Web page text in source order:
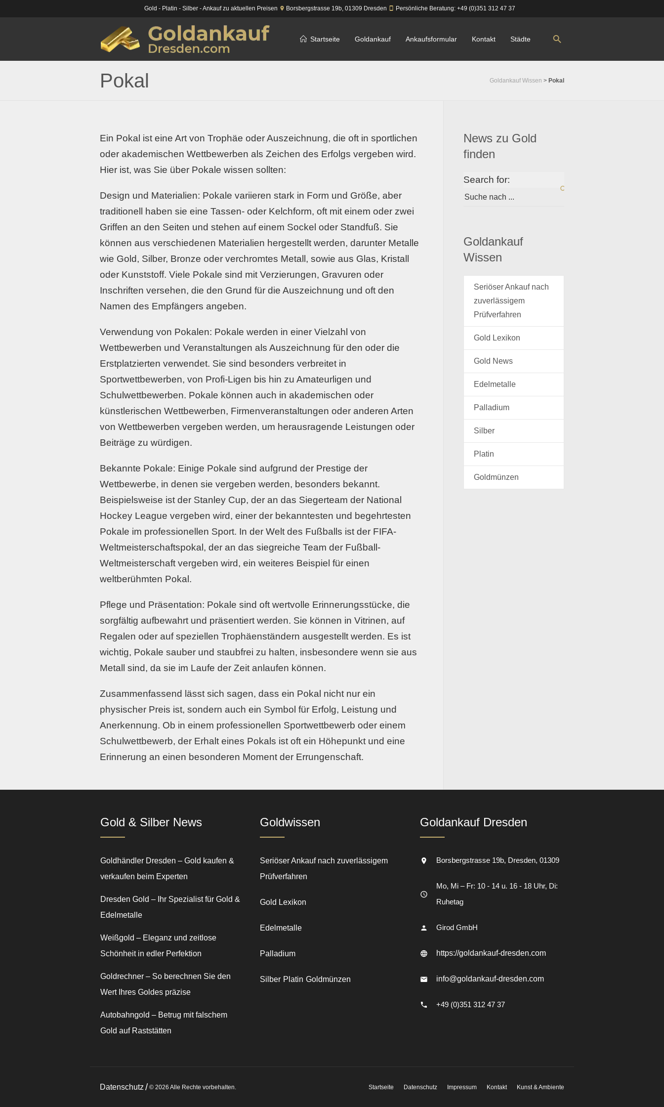
Gold - Platin - Silber - Ankauf zu aktuellen Preisen Borsbergstrasse 19b,01309 Dresden Persönliche Beratung: +49 (0)351 312 47 37
Startseite Goldankauf Ankaufsformular Kontakt Städte
Pokal Goldankauf Wissen > Pokal
Ein Pokal ist eine Art von Trophäe oder Auszeichnung, die oft in sportlichen
oder akademischen Wettbewerben als Zeichen des Erfolgs vergeben wird.
Hier ist, was Sie über Pokale wissen sollten:
Design und Materialien: Pokale variieren stark in Form und Größe, aber
traditionell haben sie eine Tassen- oder Kelchform, oft mit einem oder zwei
Griffen an den Seiten und stehen auf einem Sockel oder Standfuß. Sie
können aus verschiedenen Materialien hergestellt werden, darunter Metalle
wie Gold, Silber, Bronze oder verchromtes Metall, sowie aus Glas, Kristall
oder Kunststoff. Viele Pokale sind mit Verzierungen, Gravuren oder
Inschriften versehen, die den Grund für die Auszeichnung und oft den
Namen des Empfängers angeben.
Verwendung von Pokalen: Pokale werden in einer Vielzahl von
Wettbewerben und Veranstaltungen als Auszeichnung für den oder die
Erstplatzierten verwendet. Sie sind besonders verbreitet in
Sportwettbewerben, von Profi-Ligen bis hin zu Amateurligen und
Schulwettbewerben. Pokale können auch in akademischen oder
künstlerischen Wettbewerben, Firmenveranstaltungen oder anderen Arten
von Wettbewerben vergeben werden, um herausragende Leistungen oder
Beiträge zu würdigen.
Bekannte Pokale: Einige Pokale sind aufgrund der Prestige der
Wettbewerbe, in denen sie vergeben werden, besonders bekannt.
Beispielsweise ist der Stanley Cup, der an das Siegerteam der National
Hockey League vergeben wird, einer der bekanntesten und begehrtesten
Pokale im professionellen Sport. In der Welt des Fußballs ist der FIFA-
Weltmeisterschaftspokal, der an das siegreiche Team der Fußball-
Weltmeisterschaft vergeben wird, ein weiteres Beispiel für einen
weltberühmten Pokal.
Pflege und Präsentation: Pokale sind oft wertvolle Erinnerungsstücke, die
sorgfältig aufbewahrt und präsentiert werden. Sie können in Vitrinen, auf
Regalen oder auf speziellen Trophäenständern ausgestellt werden. Es ist
wichtig, Pokale sauber und staubfrei zu halten, insbesondere wenn sie aus
Metall sind, da sie im Laufe der Zeit anlaufen können.
Zusammenfassend lässt sich sagen, dass ein Pokal nicht nur ein
physischer Preis ist, sondern auch ein Symbol für Erfolg, Leistung und
Anerkennung. Ob in einem professionellen Sportwettbewerb oder einem
Schulwettbewerb, der Erhalt eines Pokals ist oft ein Höhepunkt und eine
Erinnerung an einen besonderen Moment der Errungenschaft.
News zu Gold
finden
Search for:
Goldankauf
Wissen
Seriöser Ankauf nach
zuverlässigem
Prüfverfahren
Gold Lexikon
Gold News
Edelmetalle
Palladium
Silber
Platin
Goldmünzen
Gold & Silber News
Goldhändler Dresden – Gold kaufen &
verkaufen beim Experten
Dresden Gold – Ihr Spezialist für Gold &
Edelmetalle
Weißgold – Eleganz und zeitlose
Schönheit in edler Perfektion
Goldrechner – So berechnen Sie den
Wert Ihres Goldes präzise
Autobahngold – Betrug mit falschem
Gold auf Raststätten
Goldwissen
Seriöser Ankauf nach zuverlässigem
Prüfverfahren
Gold Lexikon
Edelmetalle
Palladium
Silber Platin Goldmünzen
Goldankauf Dresden
Borsbergstrasse 19b Dresden 01309
Mo, Mi – Fr: 10 - 14 u. 16 - 18 Uhr, Di:
Ruhetag
Girod GmbH
https://goldankauf-dresden.com
info@goldankauf-dresden.com
+49 (0)351 312 47 37
Startseite Datenschutz Impressum Kontakt Kunst & Ambiente
Datenschutz / © 2026 Alle Rechte vorbehalten.